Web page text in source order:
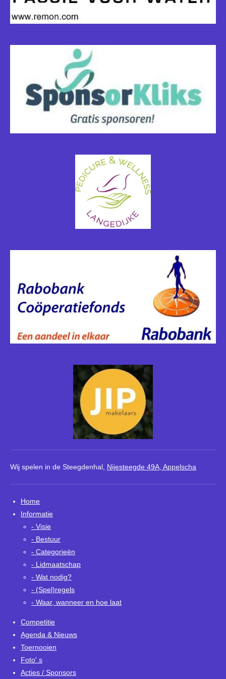
Wij spelen in de Steegdenhal, Nijesteegde 49A, Appelscha
Home
Informatie
- Visie
- Bestuur
- Categorieën
- Lidmaatschap
- Wat nodig?
- (Spel)regels
- Waar, wanneer en hoe laat
Competitie
Agenda & Nieuws
Toernooien
Foto' s
Acties / Sponsors